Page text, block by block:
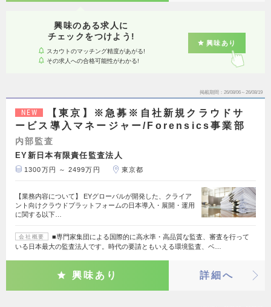
興味のある求人に
チェックをつけよう!
スカウトのマッチング精度があがる!
その求人への合格可能性がわかる!
興味あり
掲載期間 26/08/06～26/08/19
NEW
【東京】※急募※自社新規クラウドサ
ービス導入マネージャー/Forensics事業部
内部監査
EY新日本有限責任監査法人
1300万円 ～ 2499万円 東京都
【業務内容について】 EYグローバルが開発した、クライア
ント向けクラウドプラットフォームの日本導入・展開・運用
に関する以下…
会社概要
■専門家集団による国際的に高水準・高品質な監査、審査を行って
いる日本最大の監査法人です。時代の要請ともいえる環境監査、ベ…
興味あり 詳細へ